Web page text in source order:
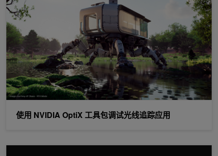
使用 NVIDIA OptiX 工具包调试光线追踪应用